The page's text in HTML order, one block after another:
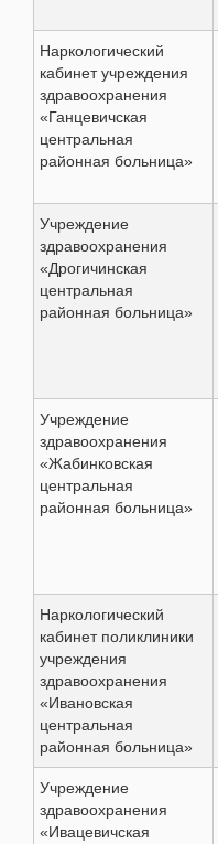
Наркологический
кабинет учреждения
здравоохранения
«Ганцевичская
центральная
районная больница»
Учреждение
здравоохранения
«Дрогичинская
центральная
районная больница»
Учреждение
здравоохранения
«Жабинковская
центральная
районная больница»
Наркологический
кабинет поликлиники
учреждения
здравоохранения
«Ивановская
центральная
районная больница»
Учреждение
здравоохранения
«Ивацевичская